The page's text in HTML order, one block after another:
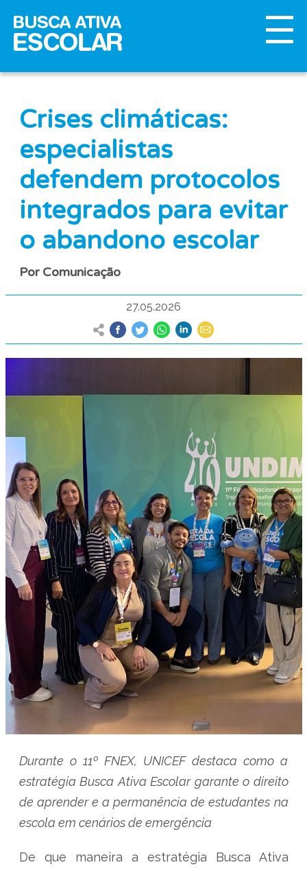
Crises climáticas:
especialistas
defendem protocolos
integrados para evitar
o abandono escolar
Por Comunicação
27.05.2026
Durante o 11º FNEX, UNICEF destaca como a
estratégia Busca Ativa Escolar garante o direito
de aprender e a permanência de estudantes na
escola em cenários de emergência
De que maneira a estratégia Busca Ativa